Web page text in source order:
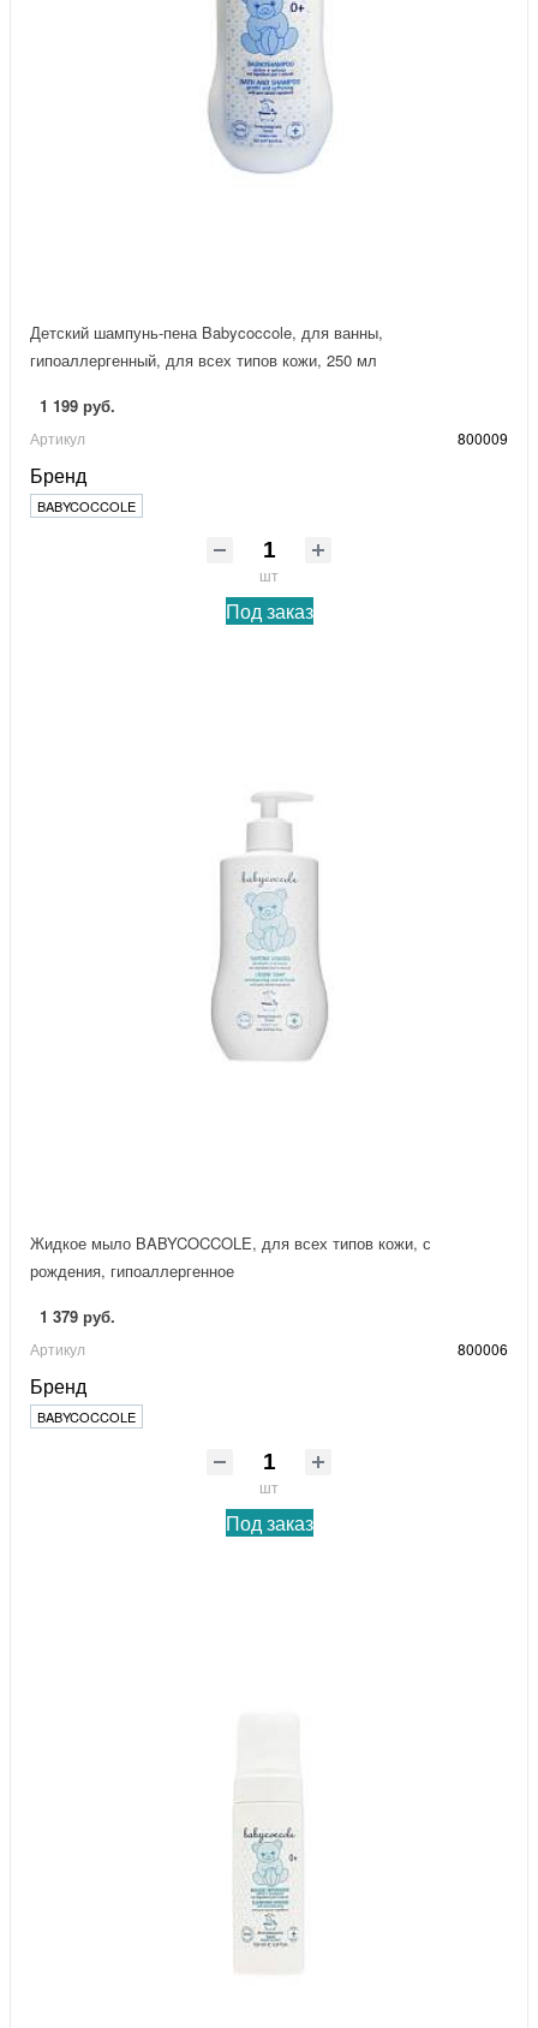
Детский шампунь-пена Babycoccole, для ванны,
гипоаллергенный, для всех типов кожи, 250 мл
1 199 руб.
Артикул 800009
Бренд
BABYCOCCOLE
шт
Под заказ
Жидкое мыло BABYCOCCOLE, для всех типов кожи, с
рождения, гипоаллергенное
1 379 руб.
Артикул 800006
Бренд
BABYCOCCOLE
шт
Под заказ